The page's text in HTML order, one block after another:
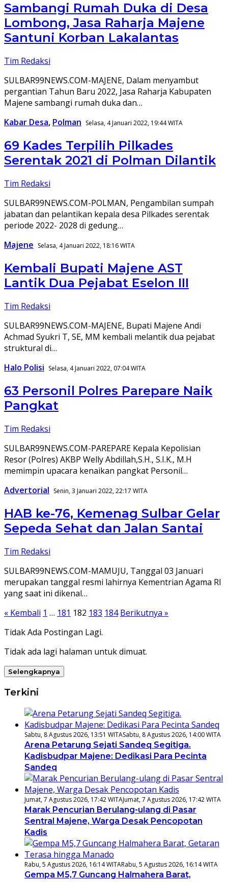
Sambangi Rumah Duka di Desa
Lombong, Jasa Raharja Majene
Santuni Korban Lakalantas
Tim Redaksi
SULBAR99NEWS.COM-MAJENE, Dalam menyambut
pergantian Tahun Baru 2022, Jasa Raharja Kabupaten
Majene sambangi rumah duka dan…
Kabar Desa, Polman Selasa, 4 Januari 2022, 19:44 WITA
69 Kades Terpilih Pilkades
Serentak 2021 di Polman Dilantik
Tim Redaksi
SULBAR99NEWS.COM-POLMAN, Pengambilan sumpah
jabatan dan pelantikan kepala desa Pilkades serentak
periode 2022- 2028 di gedung…
Majene Selasa, 4 Januari 2022, 18:16 WITA
Kembali Bupati Majene AST
Lantik Dua Pejabat Eselon III
Tim Redaksi
SULBAR99NEWS.COM-MAJENE, Bupati Majene Andi
Achmad Syukri T, SE, MM kembali melantik dua pejabat
struktural di…
Halo Polisi Selasa, 4 Januari 2022, 07:04 WITA
63 Personil Polres Parepare Naik
Pangkat
Tim Redaksi
SULBAR99NEWS.COM-PAREPARE Kepala Kepolisian
Resor (Polres) AKBP Welly Abdillah,S.H., S.I.K., M.H
memimpin upacara kenaikan pangkat Personil…
Advertorial Senin, 3 Januari 2022, 22:17 WITA
HAB ke-76, Kemenag Sulbar Gelar
Sepeda Sehat dan Jalan Santai
Tim Redaksi
SULBAR99NEWS.COM-MAMUJU, Tanggal 03 Januari
merupakan tanggal resmi lahirnya Kementrian Agama RI
yang saat ini dikenal…
Paginasi
pos
« Kembali 1 … 181 182 183 184 Berikutnya »
Tidak Ada Postingan Lagi.
Tidak ada lagi halaman untuk dimuat.
Selengkapnya
Terkini
Sabtu, 8 Agustus 2026, 13:51 WITASabtu, 8 Agustus 2026, 14:00 WITA
Arena Petarung Sejati Sandeq Segitiga.
Kadisbudpar Majene: Dedikasi Para Pecinta
Sandeq
Jumat, 7 Agustus 2026, 17:42 WITAJumat, 7 Agustus 2026, 17:42 WITA
Marak Pencurian Berulang-ulang di Pasar
Sentral Majene, Warga Desak Pencopotan
Kadis
Rabu, 5 Agustus 2026, 16:14 WITARabu, 5 Agustus 2026, 16:14 WITA
Gempa M5,7 Guncang Halmahera Barat,